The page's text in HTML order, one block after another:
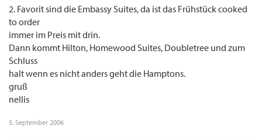
2. Favorit sind die Embassy Suites, da ist das Frühstück cooked
to order
immer im Preis mit drin.
Dann kommt Hilton, Homewood Suites, Doubletree und zum
Schluss
halt wenn es nicht anders geht die Hamptons.
gruß
nellis
5. September 2006